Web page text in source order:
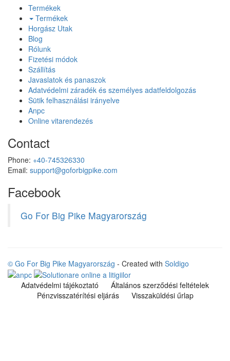
Termékek
Termékek
Horgász Utak
Blog
Rólunk
Fizetési módok
Szállítás
Javaslatok és panaszok
Adatvédelmi záradék és személyes adatfeldolgozás
Sütik felhasználási irányelve
Anpc
Online vitarendezés
Contact
Phone: +40-745326330
Email: support@goforbigpike.com
Facebook
Go For Big Pike Magyarország
© Go For Big Pike Magyarország - Created with Soldigo
Adatvédelmi tájékoztató
Általános szerződési feltételek
Pénzvisszatérítési eljárás
Visszaküldési űrlap